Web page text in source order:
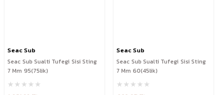
Seac Sub
Seac Sub Sualti Tufegi Sisi Sting
7 Mm 95(75lik)
Seac Sub
Seac Sub Sualti Tufegi Sisi Sting
7 Mm 60(45lik)